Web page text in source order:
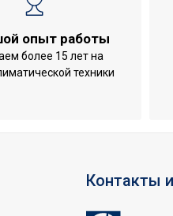
дисплей
опыт работы
более 15 лет на
техники
Контакты